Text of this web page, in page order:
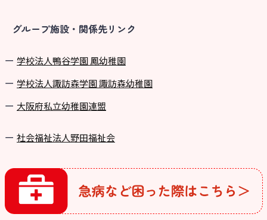
グループ施設・関係先リンク
学校法⼈鴨⾕学園 鳳幼稚園
学校法⼈諏訪森学園 諏訪森幼稚園
⼤阪府私⽴幼稚園連盟
社会福祉法人野田福祉会